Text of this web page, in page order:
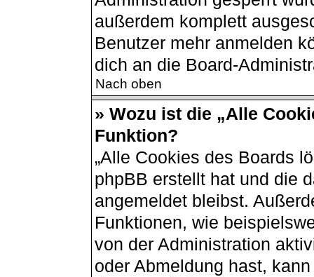
außerdem komplett
Benutzer mehr anmelden
dich an die Board-
Nach oben
» Wozu ist die „Alle
Funktion?
„Alle Cookies des Boards
phpBB erstellt hat und die
angemeldet bleibst.
Funktionen, wie
von der Administration
oder Abmeldung hast,